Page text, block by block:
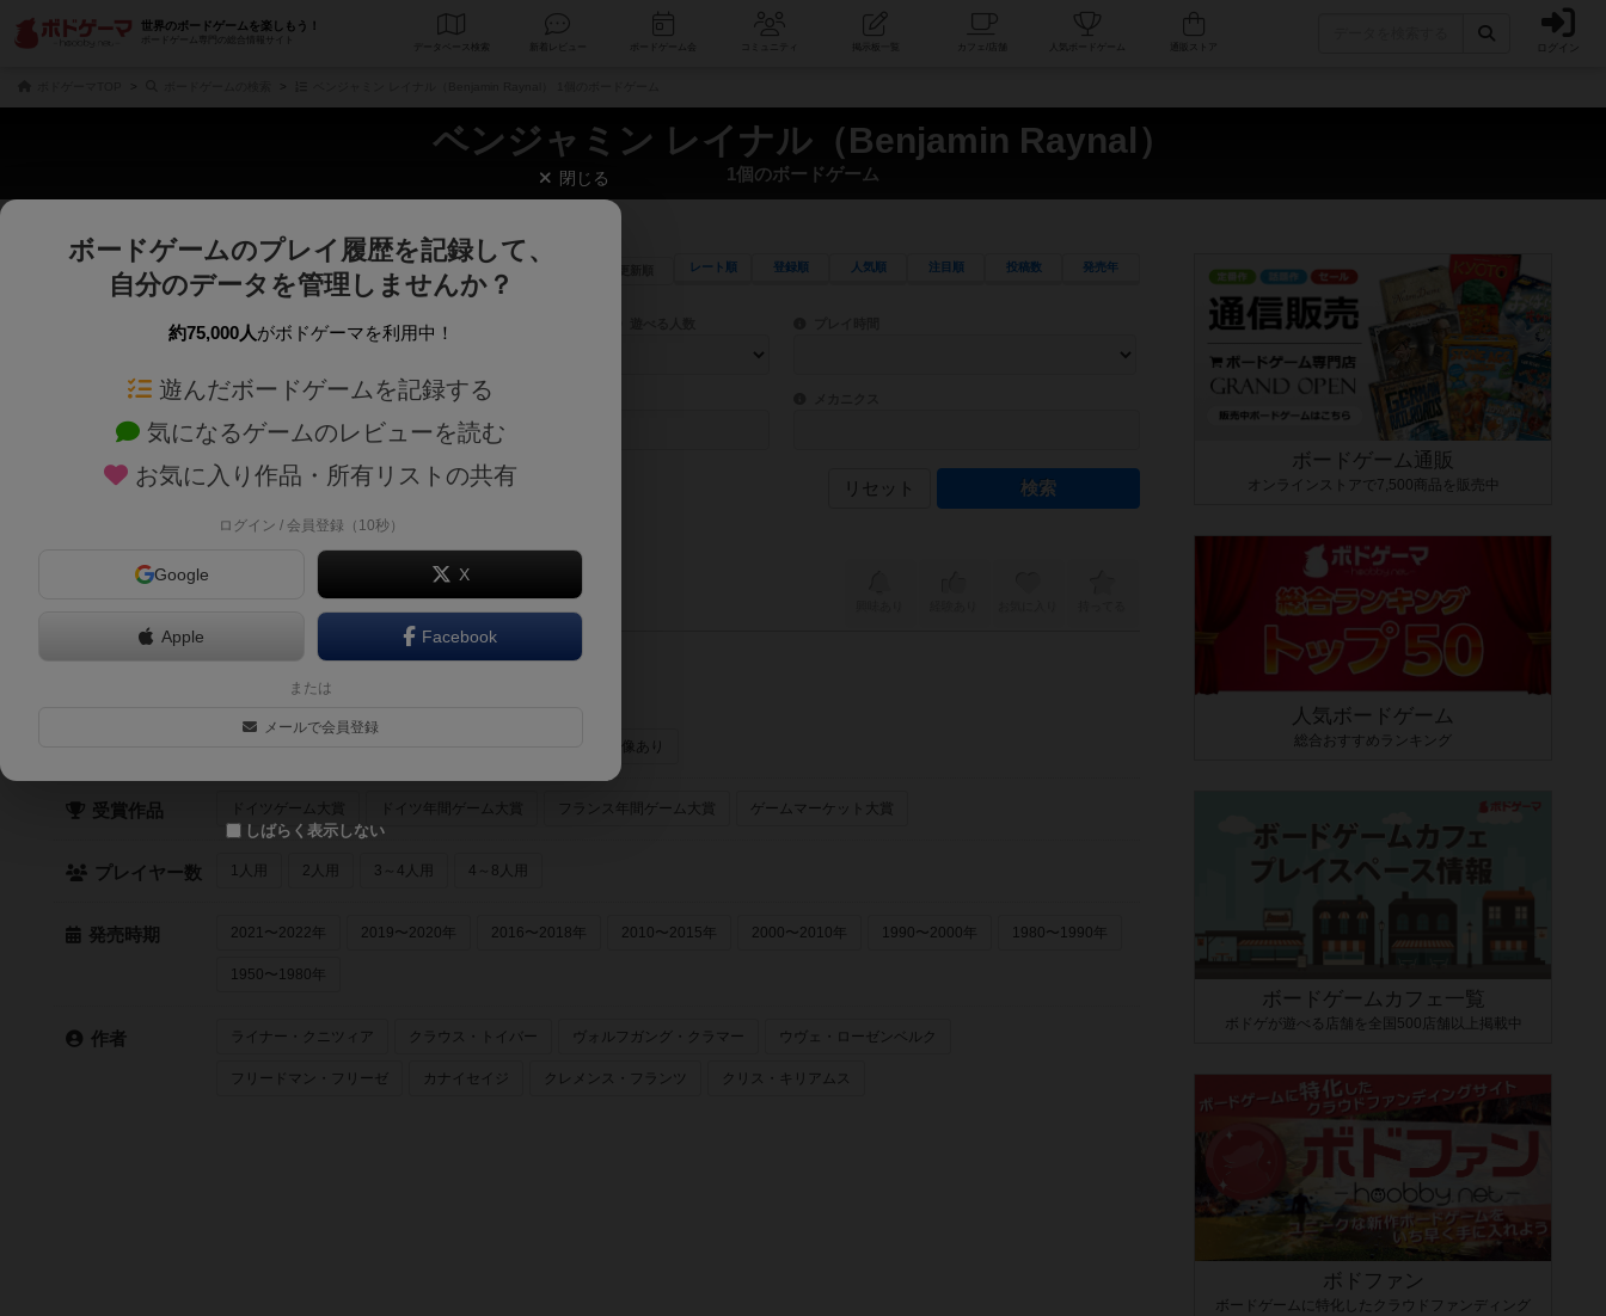
世界のボードゲームを楽しもう！
ボードゲーム専門の総合情報サイト
データベース コミュニティ 人気ボードゲーム ログイン
ベンジャミン レイナル（Benjamin Raynal）
1個のボードゲーム
じっくり表示 さくさく表示 レート順 登録順 人気順 注目順 投稿数 発売年
商品名、商品説明文、デザイナー名、テーマ名、メカニクス名を対象にフリーワード検索ができます。
ゲームデザイナー名を指定して検索できます。
ゲームデザイナー 目安となる所要時間を指定することができます。マニュアルを読む時間や参加者へのルール説明時間は含まれていないため、初めて
対象年齢を指定します。 世界観や登場人物などモチーフ・ストーリーを指定することができます。直感的にゲームシステムを理解できるよう、中世ファンタジー・クッキング・海賊同士の対決など、ゲームコンセプトを絞
テーマ/フレーバー ゲーム性を構成するコアシステムです。主にボードゲームに慣れている方向けの絞込機能です。例えば「ダイスロール」はランダ
リセット
バトルロワイヤル（Battle Royale）
画像あり
受賞作品 ドイツゲーム大賞 ドイツ年間ゲーム大賞 フランス年間ゲーム大賞 ゲームマーケット大賞
プレイヤー数 1人用 2人用 3～4人用 4～8人用
発売時期 2021〜2022年 2019〜2020年 2016〜2018年 2010〜2015年 2000〜2010年 1990〜2000年 1980〜1990年
1950〜1980年
作者 ライナー・クニツィア クラウス・トイバー ヴォルフガング・クラマー ウヴェ・ローゼンベルク
フリードマン・フリーゼ カナイセイジ クレメンス・フランツ クリス・キリアムス
ボードゲーム通販
オンラインストアで7,500商品を販売中
人気ボードゲーム
総合おすすめランキング
ボードゲームカフェ一覧
ボドゲが遊べる店舗を全国500店舗以上掲載中
ボドファン
ボードゲームに特化したクラウドファンディング
閉じる
ボードゲームのプレイ履歴を記録して、
自分のデータを管理しませんか？
約75,000人がボドゲーマを利用中！
遊んだボードゲームを記録する
気になるゲームのレビューを読む
お気に入り作品・所有リストの共有
ログイン / 会員登録（10秒）
Google X
Apple Facebook
または
メールで会員登録
しばらく表示しない